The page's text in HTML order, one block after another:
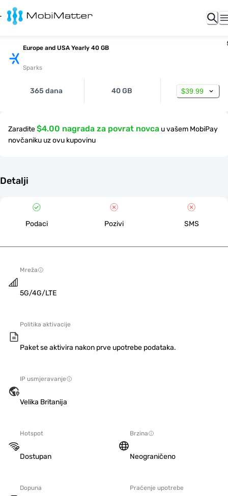
Europe and USA Yearly 40 GB
Sparks
365 dana 40 GB $39.99
Zaradite$4.00 nagrada za povrat novca u vašem MobiPay
novčaniku uz ovu kupovinu
Detalji
Podaci Pozivi SMS
Mreža
5G/4G/LTE
Politika aktivacije
Paket se aktivira nakon prve upotrebe podataka.
IP usmjeravanje
Velika Britanija
Hotspot
Dostupan
Brzina
Neograničeno
Dopuna Praćenje upotrebe